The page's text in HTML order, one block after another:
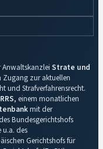
Anwaltskanzlei Strate und
Zugang zur aktuellen
und Strafverfahrensrecht.
, einem monatlichen
mit der
Bundesgerichtshofs
u.a. des
Gerichtshofs für